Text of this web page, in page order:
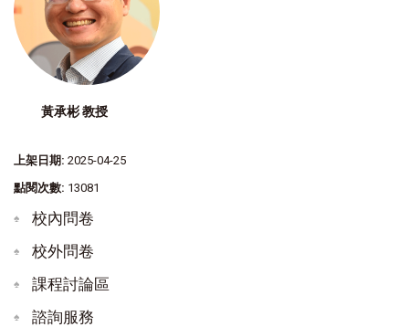
黃承彬 教授
上架日期: 2025-04-25
點閱次數: 13081
校內問卷
校外問卷
課程討論區
諮詢服務